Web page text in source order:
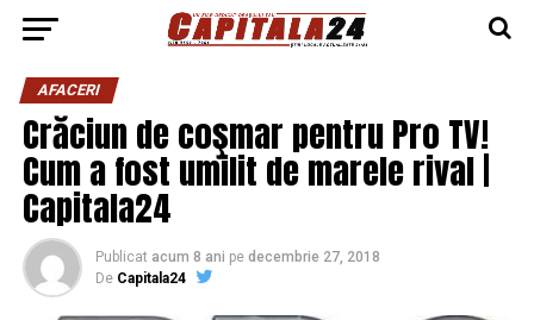
AFACERI
Crăciun de coşmar pentru Pro TV!
Cum a fost umilit de marele rival |
Capitala24
Publicat acum 8 ani pe decembrie 27, 2018
De Capitala24